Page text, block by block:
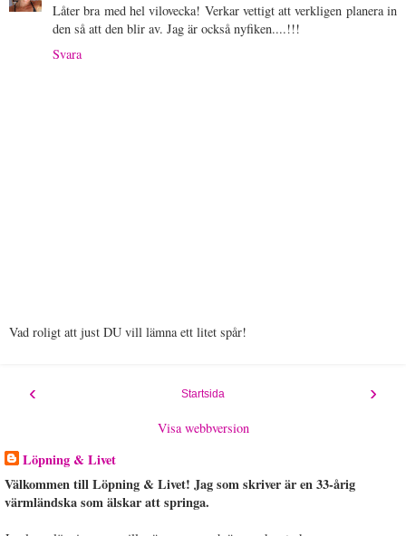
Låter bra med hel vilovecka! Verkar vettigt att verkligen planera in
den så att den blir av. Jag är också nyfiken....!!!
Svara
Vad roligt att just DU vill lämna ett litet spår!
‹ ›
Startsida
Visa webbversion
Löpning & Livet
Välkommen till Löpning & Livet! Jag som skriver är en 33-årig
värmländska som älskar att springa.